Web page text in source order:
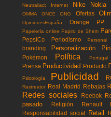
Neutraliad; Internet Nike Nokia
OMMA
ONCE ONG Ofertas
OpinionesEspaña Orange PP
Papelería online Papiro de Shem
PepsiCo Periodismo Personal
branding
Personalización
Pokémon
Política Portugal
Prensa Productividad Producto
Psicología Publicidad
Rastreator Real Madrid Rebajas
Redes sociales Reebok
pasado
Religión Renault
Responsabilidad social Retail